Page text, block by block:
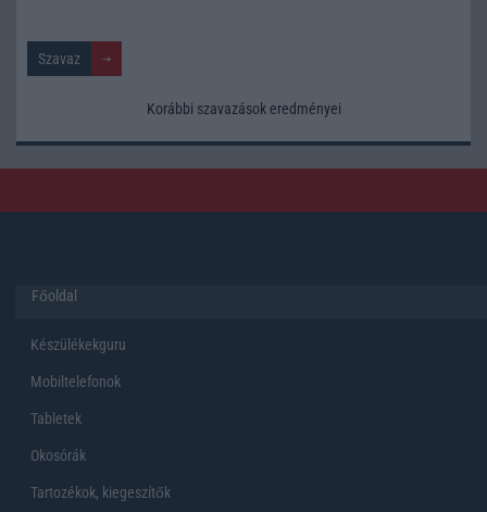
Korábbi szavazások eredményei
Főoldal
Készülékekguru
Mobiltelefonok
Tabletek
Okosórák
Tartozékok, kiegeszítők